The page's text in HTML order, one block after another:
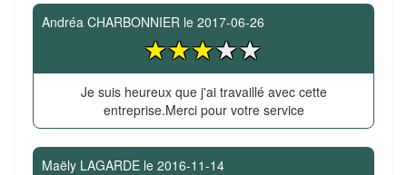
Andréa CHARBONNIER le 2017-06-26
Je suis heureux que j'ai travaillé avec cette
entreprise.Merci pour votre service
Maëly LAGARDE le 2016-11-14